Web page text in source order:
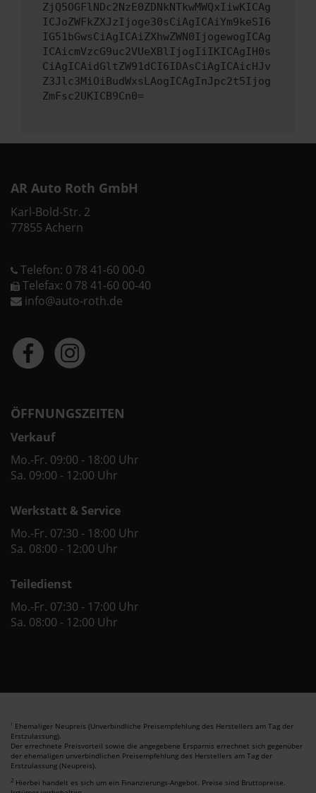
ZjQ5OGFlNDc2NzE0ZDNkNTkwMWQxIiwKICAg
ICJoZWFkZXJzIjoge30sCiAgICAiYm9keSI6
IG51bGwsCiAgICAiZXhwZWN0IjogewogICAg
ICAicmVzcG9uc2VUeXBlIjogIiIKICAgIH0s
CiAgICAidGltZW91dCI6IDAsCiAgICAicHJv
Z3Jlc3MiOiBudWxsLAogICAgInJpc2t5Ijog
ZmFsc2UKICB9Cn0=
AR Auto Roth GmbH
Karl-Bold-Str. 2
77855 Achern
Telefon: 0 78 41-60 00-0
Telefax: 0 78 41-60 00-40
info@auto-roth.de
ÖFFNUNGSZEITEN
Verkauf
Mo.-Fr. 09:00 - 18:00 Uhr
Sa. 09:00 - 12:00 Uhr
Werkstatt & Service
Mo.-Fr. 07:30 - 18:00 Uhr
Sa. 08:00 - 12:00 Uhr
Teiledienst
Mo.-Fr. 07:30 - 17:00 Uhr
Sa. 08:00 - 12:00 Uhr
1 Ehemaliger Neupreis (Unverbindliche Preisempfehlung des Herstellers am Tag der
Erstzulassung).
Der errechnete Preisvorteil sowie die angegebene Ersparnis errechnet sich gegenüber
der ehemaligen unverbindlichen Preisempfehlung des Herstellers am Tag der
Erstzulassung (Neupreis).
2 Hierbei handelt es sich um ein Finanzierungs-Angebot. Preise sind Bruttopreise.